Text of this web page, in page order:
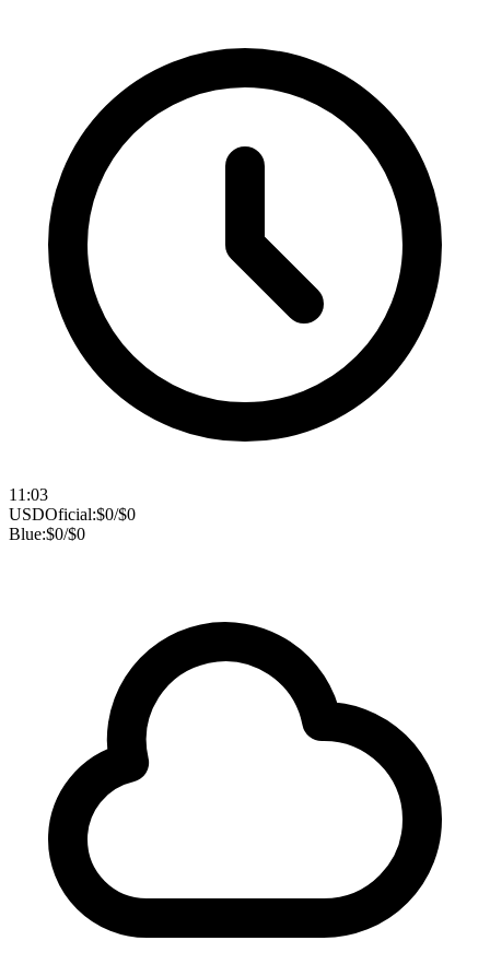
11:03
USDOficial:$0/$0
Blue:$0/$0